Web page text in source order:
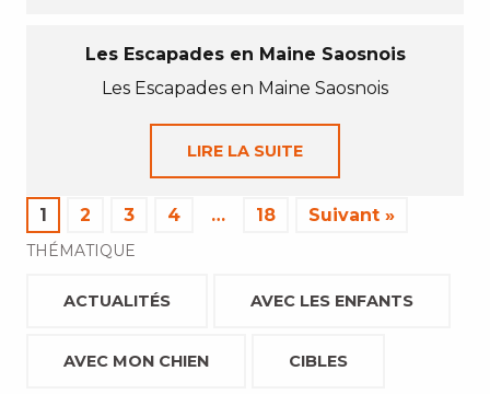
Les Escapades en Maine Saosnois
Les Escapades en Maine Saosnois
LIRE LA SUITE
1 2 3 4 … 18 Suivant »
THÉMATIQUE
ACTUALITÉS AVEC LES ENFANTS
AVEC MON CHIEN CIBLES